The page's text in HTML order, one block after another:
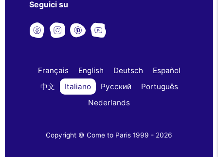
Seguici su
Français English Deutsch
Español
中文
Italiano Русский
Português
Nederlands
Copyright © Come to Paris 1999 - 2026